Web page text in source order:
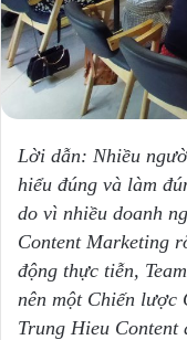
Lời dẫn: Nhiều
hiểu đúng và làm
do vì nhiều doanh
Content Marketing
động thực tiễn,
nên một Chiến lược
Trung Hieu